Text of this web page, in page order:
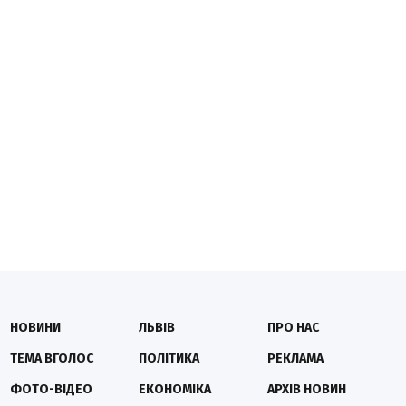
НОВИНИ
ТЕМА ВГОЛОС
ФОТО-ВІДЕО
ЛЬВІВ
ПОЛІТИКА
ЕКОНОМІКА
ПРО НАС
РЕКЛАМА
АРХІВ НОВИН